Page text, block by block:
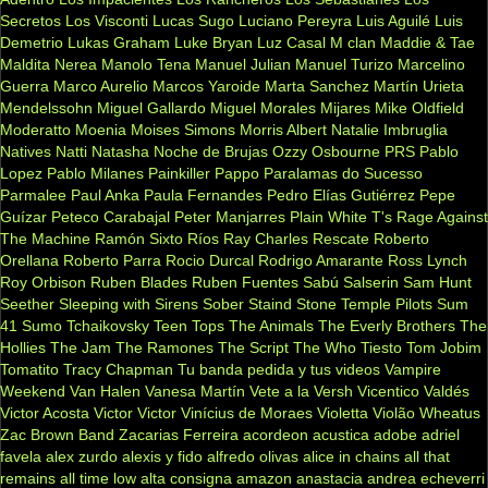
Secretos Los Visconti Lucas Sugo Luciano Pereyra Luis Aguilé Luis
Demetrio Lukas Graham Luke Bryan Luz Casal M clan Maddie & Tae
Maldita Nerea Manolo Tena Manuel Julian Manuel Turizo Marcelino
Guerra Marco Aurelio Marcos Yaroide Marta Sanchez Martín Urieta
Mendelssohn Miguel Gallardo Miguel Morales Mijares Mike Oldfield
Moderatto Moenia Moises Simons Morris Albert Natalie Imbruglia
Natives Natti Natasha Noche de Brujas Ozzy Osbourne PRS Pablo
Lopez Pablo Milanes Painkiller Pappo Paralamas do Sucesso
Parmalee Paul Anka Paula Fernandes Pedro Elías Gutiérrez Pepe
Guízar Peteco Carabajal Peter Manjarres Plain White T's Rage Against
The Machine Ramón Sixto Ríos Ray Charles Rescate Roberto
Orellana Roberto Parra Rocio Durcal Rodrigo Amarante Ross Lynch
Roy Orbison Ruben Blades Ruben Fuentes Sabú Salserin Sam Hunt
Seether Sleeping with Sirens Sober Staind Stone Temple Pilots Sum
41 Sumo Tchaikovsky Teen Tops The Animals The Everly Brothers The
Hollies The Jam The Ramones The Script The Who Tiesto Tom Jobim
Tomatito Tracy Chapman Tu banda pedida y tus videos Vampire
Weekend Van Halen Vanesa Martín Vete a la Versh Vicentico Valdés
Victor Acosta Victor Victor Vinícius de Moraes Violetta Violão Wheatus
Zac Brown Band Zacarias Ferreira acordeon acustica adobe adriel
favela alex zurdo alexis y fido alfredo olivas alice in chains all that
remains all time low alta consigna amazon anastacia andrea echeverri